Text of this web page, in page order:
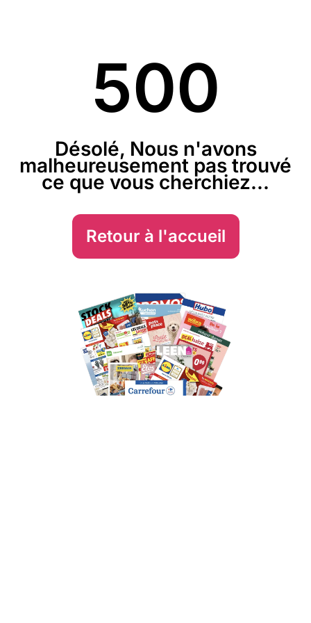
500
Désolé, Nous n'avons
malheureusement pas trouvé
ce que vous cherchiez...
Retour à l'accueil